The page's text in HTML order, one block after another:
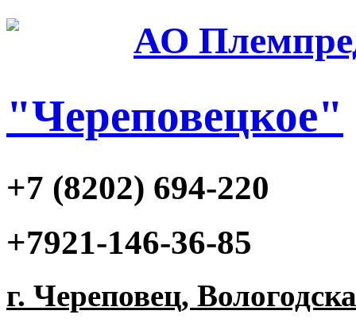
АО
"Череповецкое"
+7 (8202) 694-220
+7921-146-36-85
г. Череповец,